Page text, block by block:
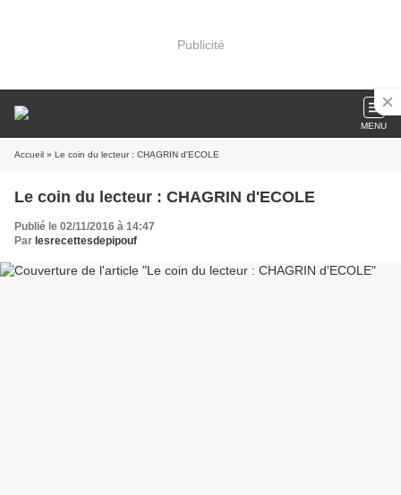
Publicité
MENU
Accueil » Le coin du lecteur : CHAGRIN d'ECOLE
Le coin du lecteur : CHAGRIN d'ECOLE
Publié le 02/11/2016 à 14:47
Par lesrecettesdepipouf